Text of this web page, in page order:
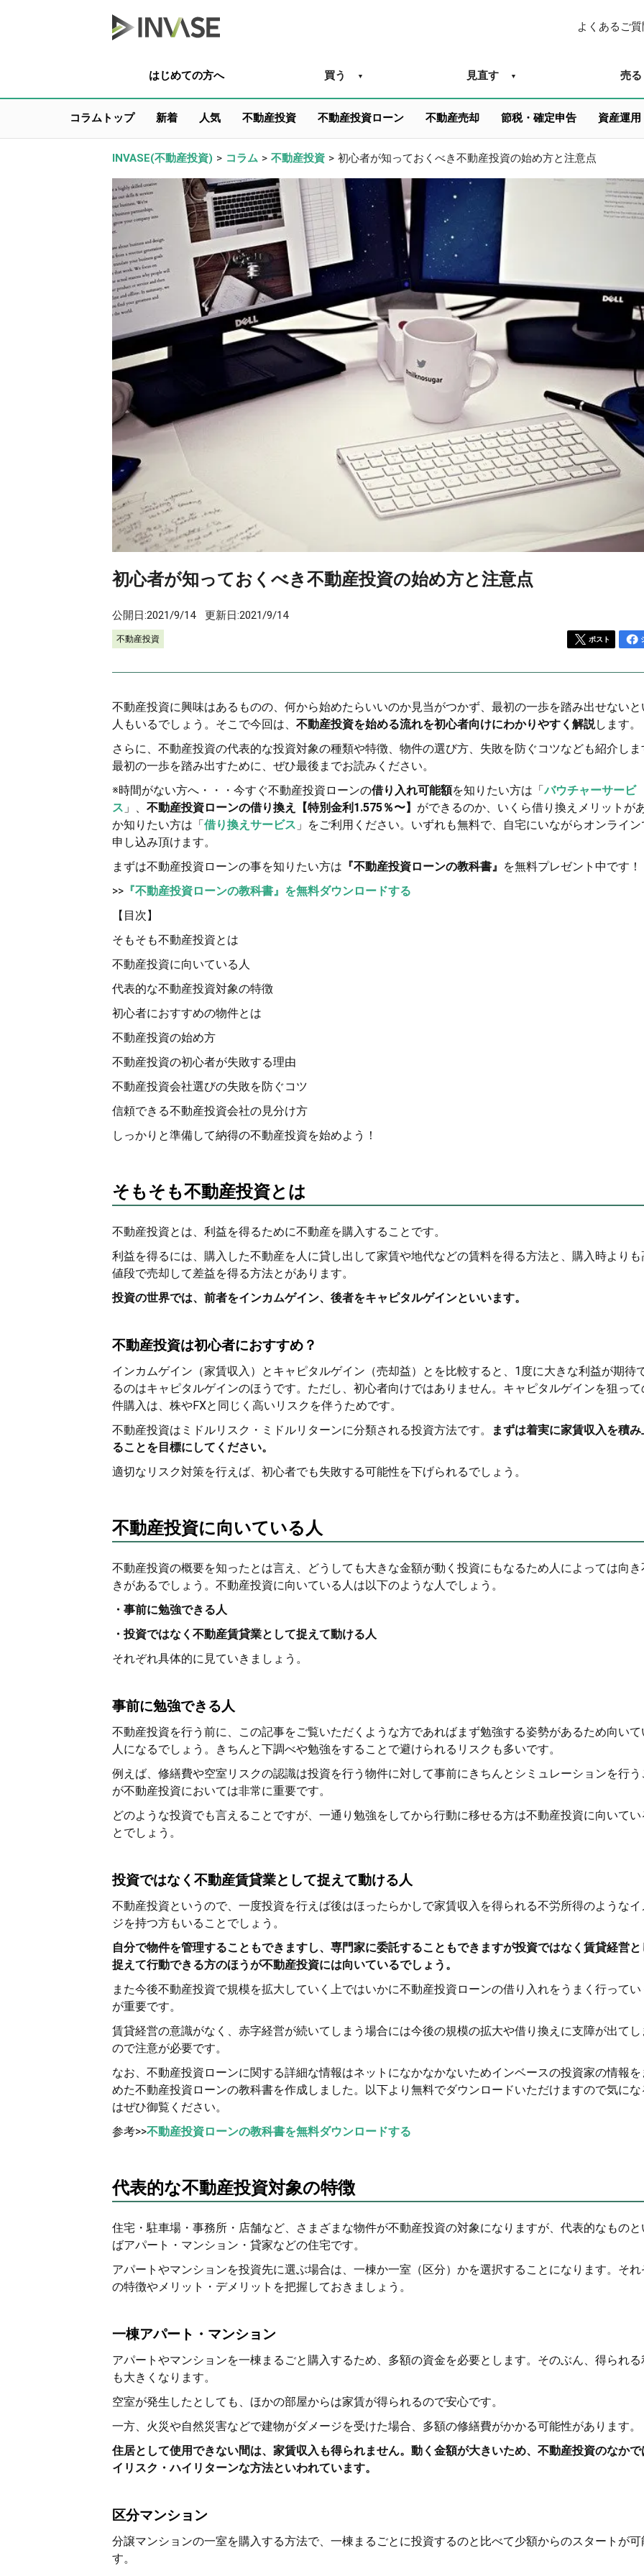
よくあるご質
はじめての方へ 買う 見直す 売る
コラムトップ 新着 人気 不動産投資 不動産投資ローン 不動産売却 節税・確定申告 資産運用
INVASE(不動産投資) > コラム > 不動産投資 > 初心者が知っておくべき不動産投資の始め方と注意点
初心者が知っておくべき不動産投資の始め方と注意点
公開日:2021/9/14 更新日:2021/9/14
不動産投資 ポスト
不動産投資に興味はあるものの、何から始めたらいいのか見当がつかず、最初の一歩を踏み出せないと
人もいるでしょう。そこで今回は、 不動産投資を始める流れを初心者向けにわかりやすく解説します。
さらに、不動産投資の代表的な投資対象の種類や特徴、物件の選び方、失敗を防ぐコツなども紹介しま
最初の一歩を踏み出すために、ぜひ最後までお読みください。
※時間がない方へ・・・今すぐ不動産投資ローンの借り入れ可能額を知りたい方は「バウチャーサービ
ス 」、 不動産投資ローンの借り換え【特別金利1.575％〜】 ができるのか、いくら借り換えメリットが
か知りたい方は「借り換えサービス 」をご利用ください。いずれも無料で、自宅にいながらオンライン
申し込み頂けます。
まずは不動産投資ローンの事を知りたい方は 『不動産投資ローンの教科書』 を無料プレゼント中です！
>> 『不動産投資ローンの教科書』を無料ダウンロードする
【目次】
そもそも不動産投資とは
不動産投資に向いている人
代表的な不動産投資対象の特徴
初心者におすすめの物件とは
不動産投資の始め方
不動産投資の初心者が失敗する理由
不動産投資会社選びの失敗を防ぐコツ
信頼できる不動産投資会社の見分け方
しっかりと準備して納得の不動産投資を始めよう！
そもそも不動産投資とは
不動産投資とは、利益を得るために不動産を購入することです。
利益を得るには、購入した不動産を人に貸し出して家賃や地代などの賃料を得る方法と、購入時よりも
値段で売却して差益を得る方法とがあります。
投資の世界では、前者をインカムゲイン、後者をキャピタルゲインといいます。
不動産投資は初心者におすすめ？
インカムゲイン（家賃収入）とキャピタルゲイン（売却益）とを比較すると、1度に大きな利益が期待
るのはキャピタルゲインのほうです。ただし、初心者向けではありません。キャピタルゲインを狙って
件購入は、株やFXと同じく高いリスクを伴うためです。
不動産投資はミドルリスク・ミドルリターンに分類される投資方法です。
まずは着実に家賃収入を積み
ることを目標にしてください。
適切なリスク対策を行えば、初心者でも失敗する可能性を下げられるでしょう。
不動産投資に向いている人
不動産投資の概要を知ったとは言え、どうしても大きな金額が動く投資にもなるため人によっては向き
きがあるでしょう。不動産投資に向いている人は以下のような人でしょう。
・事前に勉強できる人
・投資ではなく不動産賃貸業として捉えて動ける人
それぞれ具体的に見ていきましょう。
事前に勉強できる人
不動産投資を行う前に、この記事をご覧いただくような方であればまず勉強する姿勢があるため向いて
人になるでしょう。きちんと下調べや勉強をすることで避けられるリスクも多いです。
例えば、修繕費や空室リスクの認識は投資を行う物件に対して事前にきちんとシミュレーションを行う
が不動産投資においては非常に重要です。
どのような投資でも言えることですが、一通り勉強をしてから行動に移せる方は不動産投資に向いてい
とでしょう。
投資ではなく不動産賃貸業として捉えて動ける人
不動産投資というので、一度投資を行えば後はほったらかしで家賃収入を得られる不労所得のようなイ
ジを持つ方もいることでしょう。
自分で物件を管理することもできますし、専門家に委託することもできますが投資ではなく賃貸経営と
捉えて行動できる方のほうが不動産投資には向いているでしょう。
また今後不動産投資で規模を拡大していく上ではいかに不動産投資ローンの借り入れをうまく行ってい
が重要です。
賃貸経営の意識がなく、赤字経営が続いてしまう場合には今後の規模の拡大や借り換えに支障が出てし
ので注意が必要です。
なお、不動産投資ローンに関する詳細な情報はネットになかなかないためインベースの投資家の情報を
めた不動産投資ローンの教科書を作成しました。以下より無料でダウンロードいただけますので気にな
はぜひ御覧ください。
参考>>不動産投資ローンの教科書を無料ダウンロードする
代表的な不動産投資対象の特徴
住宅・駐車場・事務所・店舗など、さまざまな物件が不動産投資の対象になりますが、代表的なものと
ばアパート・マンション・貸家などの住宅です。
アパートやマンションを投資先に選ぶ場合は、一棟か一室（区分）かを選択することになります。それ
の特徴やメリット・デメリットを把握しておきましょう。
一棟アパート・マンション
アパートやマンションを一棟まるごと購入するため、多額の資金を必要とします。そのぶん、得られる
も大きくなります。
空室が発生したとしても、ほかの部屋からは家賃が得られるので安心です。
一方、火災や自然災害などで建物がダメージを受けた場合、多額の修繕費がかかる可能性があります。
住居として使用できない間は、家賃収入も得られません。動く金額が大きいため、不動産投資のなかで
イリスク・ハイリターンな方法といわれています。
区分マンション
分譲マンションの一室を購入する方法で、一棟まるごとに投資するのと比べて少額からのスタートが可
す。